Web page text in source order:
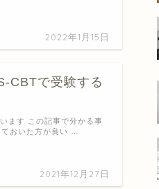
2022年1月15日
CBTで受験する
2021年12月27日
ます この記事で分かる事
おいた方が良い …